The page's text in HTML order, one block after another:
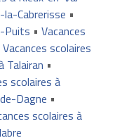
Cabrerisse •
Puits • Vacances
Vacances scolaires
Talairan •
scolaires à
Dagne •
scolaires à